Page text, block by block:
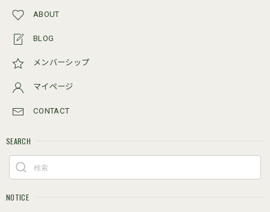
ABOUT
BLOG
メンバーシップ
マイページ
CONTACT
SEARCH
NOTICE